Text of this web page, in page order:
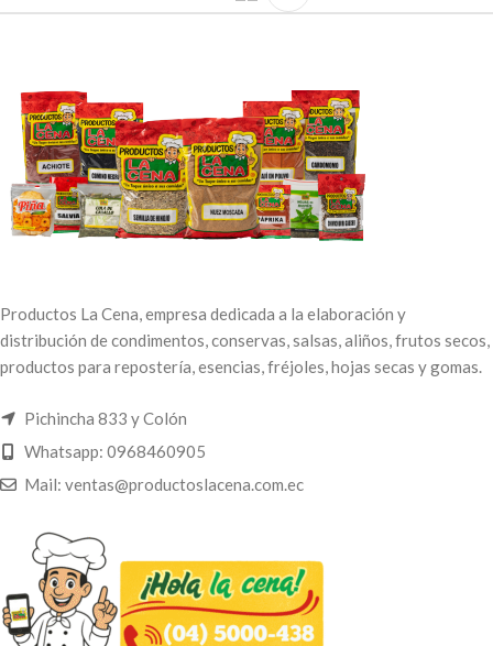
Productos La Cena, empresa dedicada a la elaboración y
distribución de condimentos, conservas, salsas, aliños, frutos secos,
productos para repostería, esencias, fréjoles, hojas secas y gomas.
Pichincha 833 y Colón
Whatsapp: 0968460905
Mail: ventas@productoslacena.com.ec